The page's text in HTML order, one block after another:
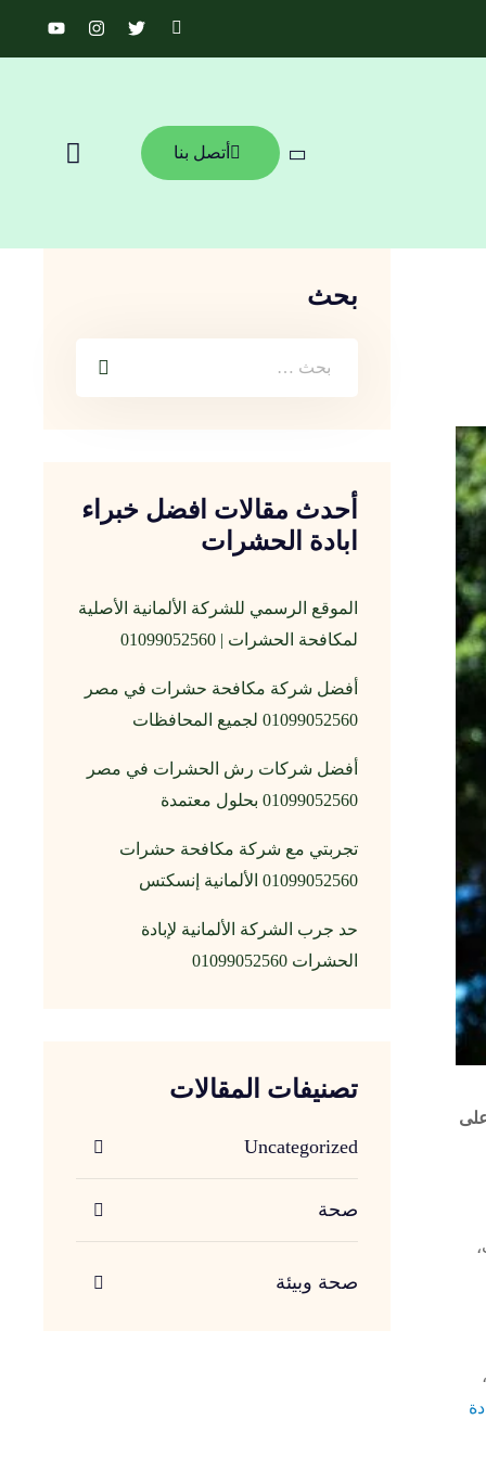
أتصل بنا
بحث
أحدث مقالات افضل خبراء
ابادة الحشرات
الموقع الرسمي للشركة الألمانية الأصلية
لمكافحة الحشرات | 01099052560
أفضل شركة مكافحة حشرات في مصر
01099052560 لجميع المحافظات
أفضل شركات رش الحشرات في مصر
01099052560 بحلول معتمدة
تجربتي مع شركة مكافحة حشرات
01099052560 الألمانية إنسكتس
حد جرب الشركة الألمانية لإبادة
الحشرات 01099052560
تصنيفات المقالات
Uncategorized
صحة
صحة وبيئة